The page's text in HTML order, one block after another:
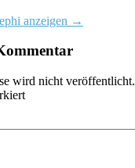
anzeigen →
wird nicht veröffentlicht.